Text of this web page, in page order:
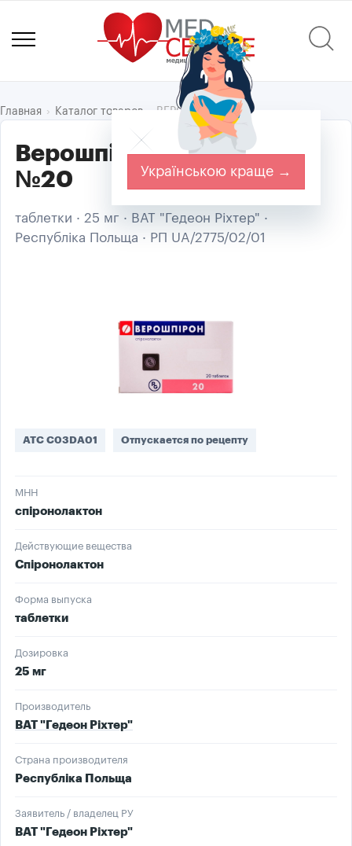
Главная Каталог товаров ВЕРОШПІРОН
Верошпірон табл. 25мг
№20
таблетки · 25 мг · ВАТ "Гедеон Ріхтер" ·
Республіка Польща · РП UA/2775/02/01
ATC C03DA01 Отпускается по рецепту
МНН
спіронолактон
Действующие вещества
Спіронолактон
Форма выпуска
таблетки
Дозировка
25 мг
Производитель
ВАТ "Гедеон Ріхтер"
Страна производителя
Республіка Польща
Заявитель / владелец РУ
ВАТ "Гедеон Ріхтер"
Українською краще →